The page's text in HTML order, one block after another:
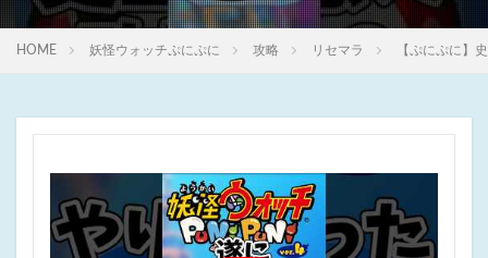
HOME 妖怪ウォッチぷにぷに 攻略 リセマラ 【ぷにぷに】